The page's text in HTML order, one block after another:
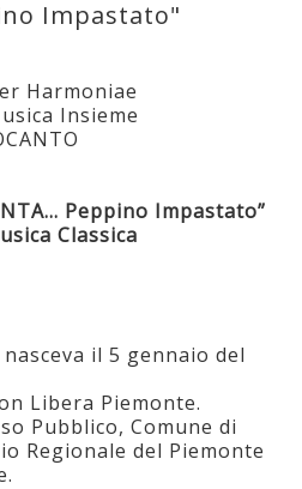
Impastato"
Harmoniae
Insieme
Peppino Impastato”
Classica
il 5 gennaio del
Libera Piemonte.
Pubblico, Comune di
Regionale del Piemonte